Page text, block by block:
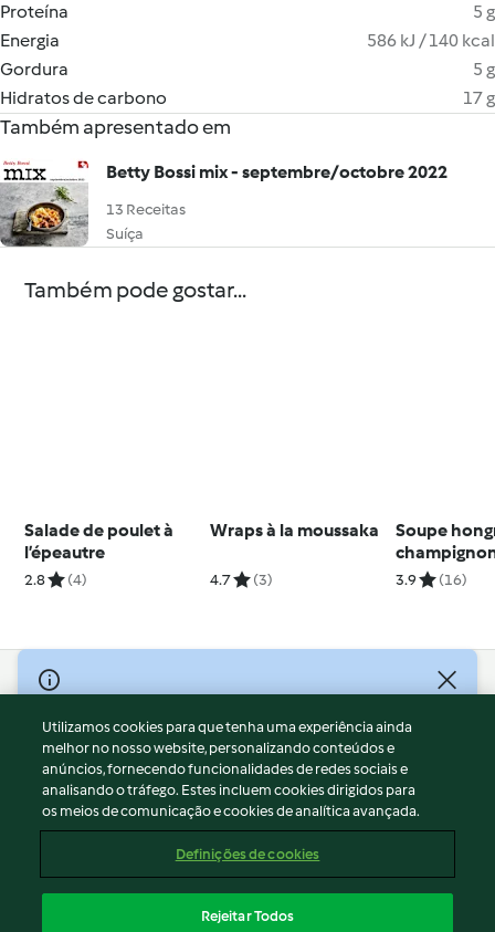
Proteína
5 g
Energia
586 kJ / 140 kcal
Gordura
5 g
Hidratos de carbono
17 g
Também apresentado em
Betty Bossi mix - septembre/octobre 2022
13 Receitas
Suíça
Também pode gostar...
Salade de poulet à
l’épeautre
2.8 (4)
Wraps à la moussaka
4.7 (3)
Soupe
3.9 (16)
© Copyright 2026
Termos de Utilização
Aviso sobre Proteção de Dados
Aviso
Apoio legal
Conteúdo do relatório
Utilizamos cookies para que tenha uma experiência ainda
melhor no nosso website, personalizando conteúdos e
anúncios, fornecendo funcionalidades de redes sociais e
analisando o tráfego. Estes incluem cookies dirigidos para
os meios de comunicação e cookies de analítica avançada.
Definições de cookies
Rejeitar Todos